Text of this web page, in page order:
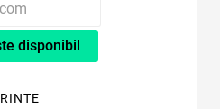
disponibil